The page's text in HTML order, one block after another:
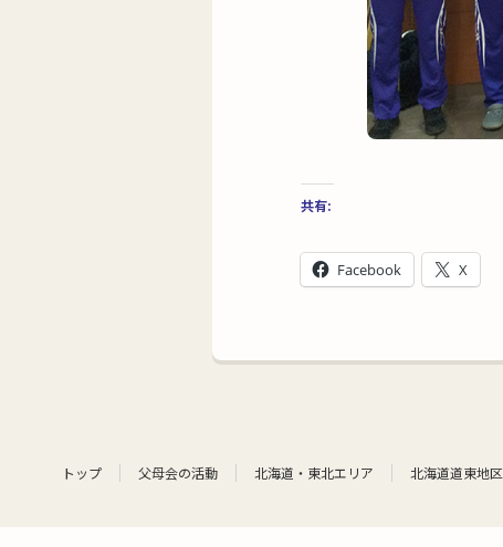
共有:
Facebook X
トップ 父母会の活動 北海道・東北エリア 北海道道東地区